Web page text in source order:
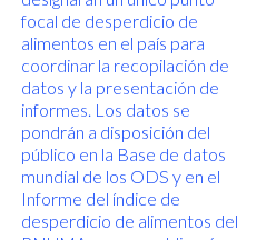
focal de desperdicio de
alimentos en el país para
coordinar la recopilación de
datos y la presentación de
informes. Los datos se
pondrán a disposición del
público en la Base de datos
mundial de los ODS y en el
Informe del índice de
desperdicio de alimentos del